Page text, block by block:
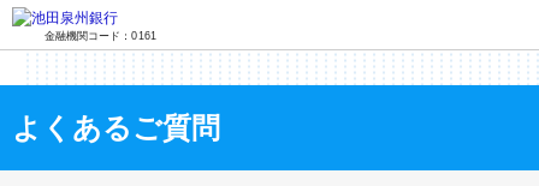
金融機関コード：0161
よくあるご質問